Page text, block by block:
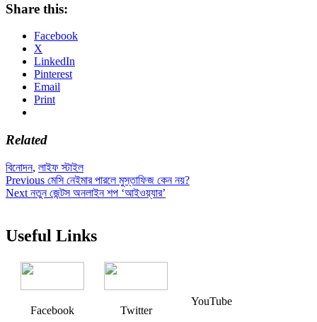
Share this:
Facebook
X
LinkedIn
Pinterest
Email
Print
Related
বিনোদন, লাইফ স্টাইল
Post
navigation
Previous Previous
post:
মেসি নেইমার পারলে মুস্তাফিজ কেন নয়?
Next Next
নতুন জেন্টস অনলাইন শপ ‘আইওয়্যার’
Useful Links
Facebook Twitter
YouTube